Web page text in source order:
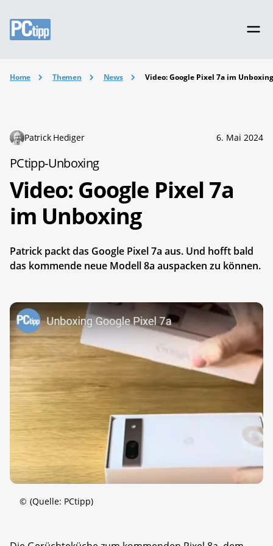
Home Themen News Video: Google Pixel 7a im Unboxing
Patrick Hediger 6. Mai 2024
PCtipp-Unboxing
Video: Google Pixel 7a
im Unboxing
Patrick packt das Google Pixel 7a aus. Und hofft bald
das kommende neue Modell 8a auspacken zu können.
© (Quelle: PCtipp)